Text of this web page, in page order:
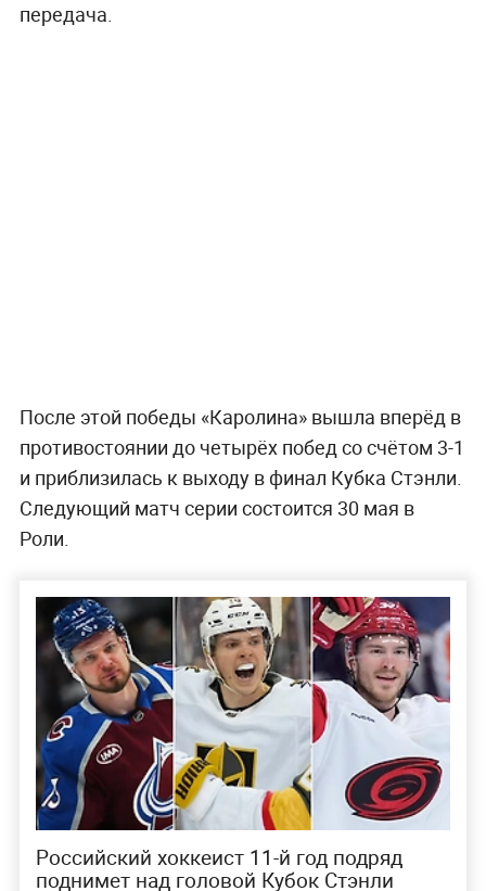
передача.
После этой победы «Каролина» вышла вперёд в
противостоянии до четырёх побед со счётом 3-1
и приблизилась к выходу в финал Кубка Стэнли.
Следующий матч серии состоится 30 мая в
Роли.
Российский хоккеист 11-й год подряд
поднимет над головой Кубок Стэнли